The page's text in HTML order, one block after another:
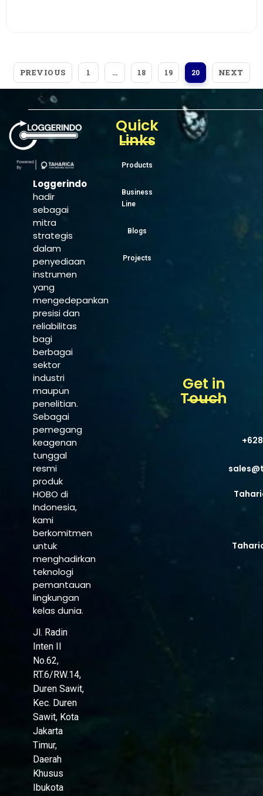
PREVIOUS 1 … 18 19 20 NEXT
Loggerindo
hadir
sebagai
mitra
strategis
dalam
penyediaan
instrumen
yang
mengedepankan
presisi dan
reliabilitas
bagi
berbagai
sektor
industri
maupun
penelitian.
Sebagai
pemegang
keagenan
tunggal
resmi
produk
HOBO di
Indonesia,
kami
berkomitmen
untuk
menghadirkan
teknologi
pemantauan
lingkungan
kelas dunia.
Jl. Radin
Inten II
No.62,
RT.6/RW.14,
Duren Sawit,
Kec. Duren
Sawit, Kota
Jakarta
Timur,
Daerah
Khusus
Ibukota
Quick
Links
Products
Business
Line
Blogs
Projects
Get in
Touch